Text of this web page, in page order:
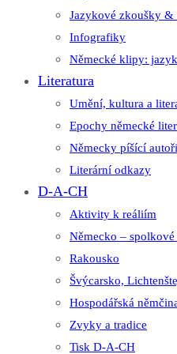
Jazykové zkoušky
Infografiky
Německé klipy:
Literatura
Umění, kultura a
Epochy německé
Německy píšící autoři
Literární odkazy
D-A-CH
Aktivity k reáliím
Německo – spolkové
Rakousko
Švýcarsko,
Hospodářská
Zvyky a tradice
Tisk D-A-CH